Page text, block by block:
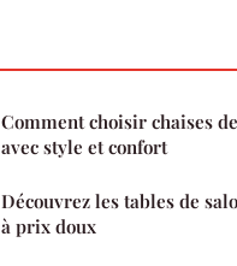
Comment choisir chaises
avec style et confort
Découvrez les tables de
à prix doux